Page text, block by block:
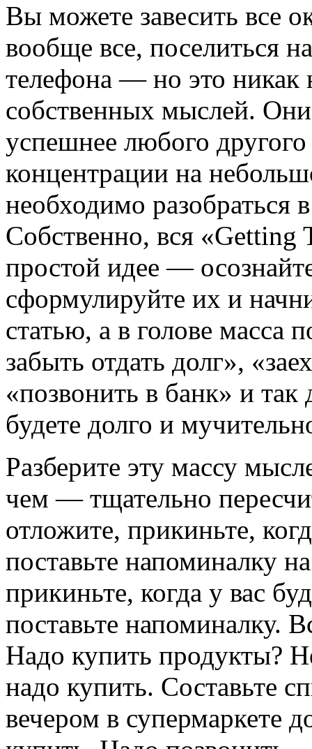
Вы можете завесить все
вообще все, поселиться
телефона — но это никак
собственных мыслей. Они
успешнее любого
концентрации на
необходимо разобраться
Собственно, вся
простой идее —
сформулируйте их и
статью, а в голове масса
забыть отдать долг»,
«позвонить в банк» и так
будете долго и
Разберите эту массу
чем — тщательно
отложите, прикиньте,
поставьте напоминалку
прикиньте, когда у вас
поставьте напоминалку.
Надо купить продукты?
надо купить. Составьте
вечером в супермаркете